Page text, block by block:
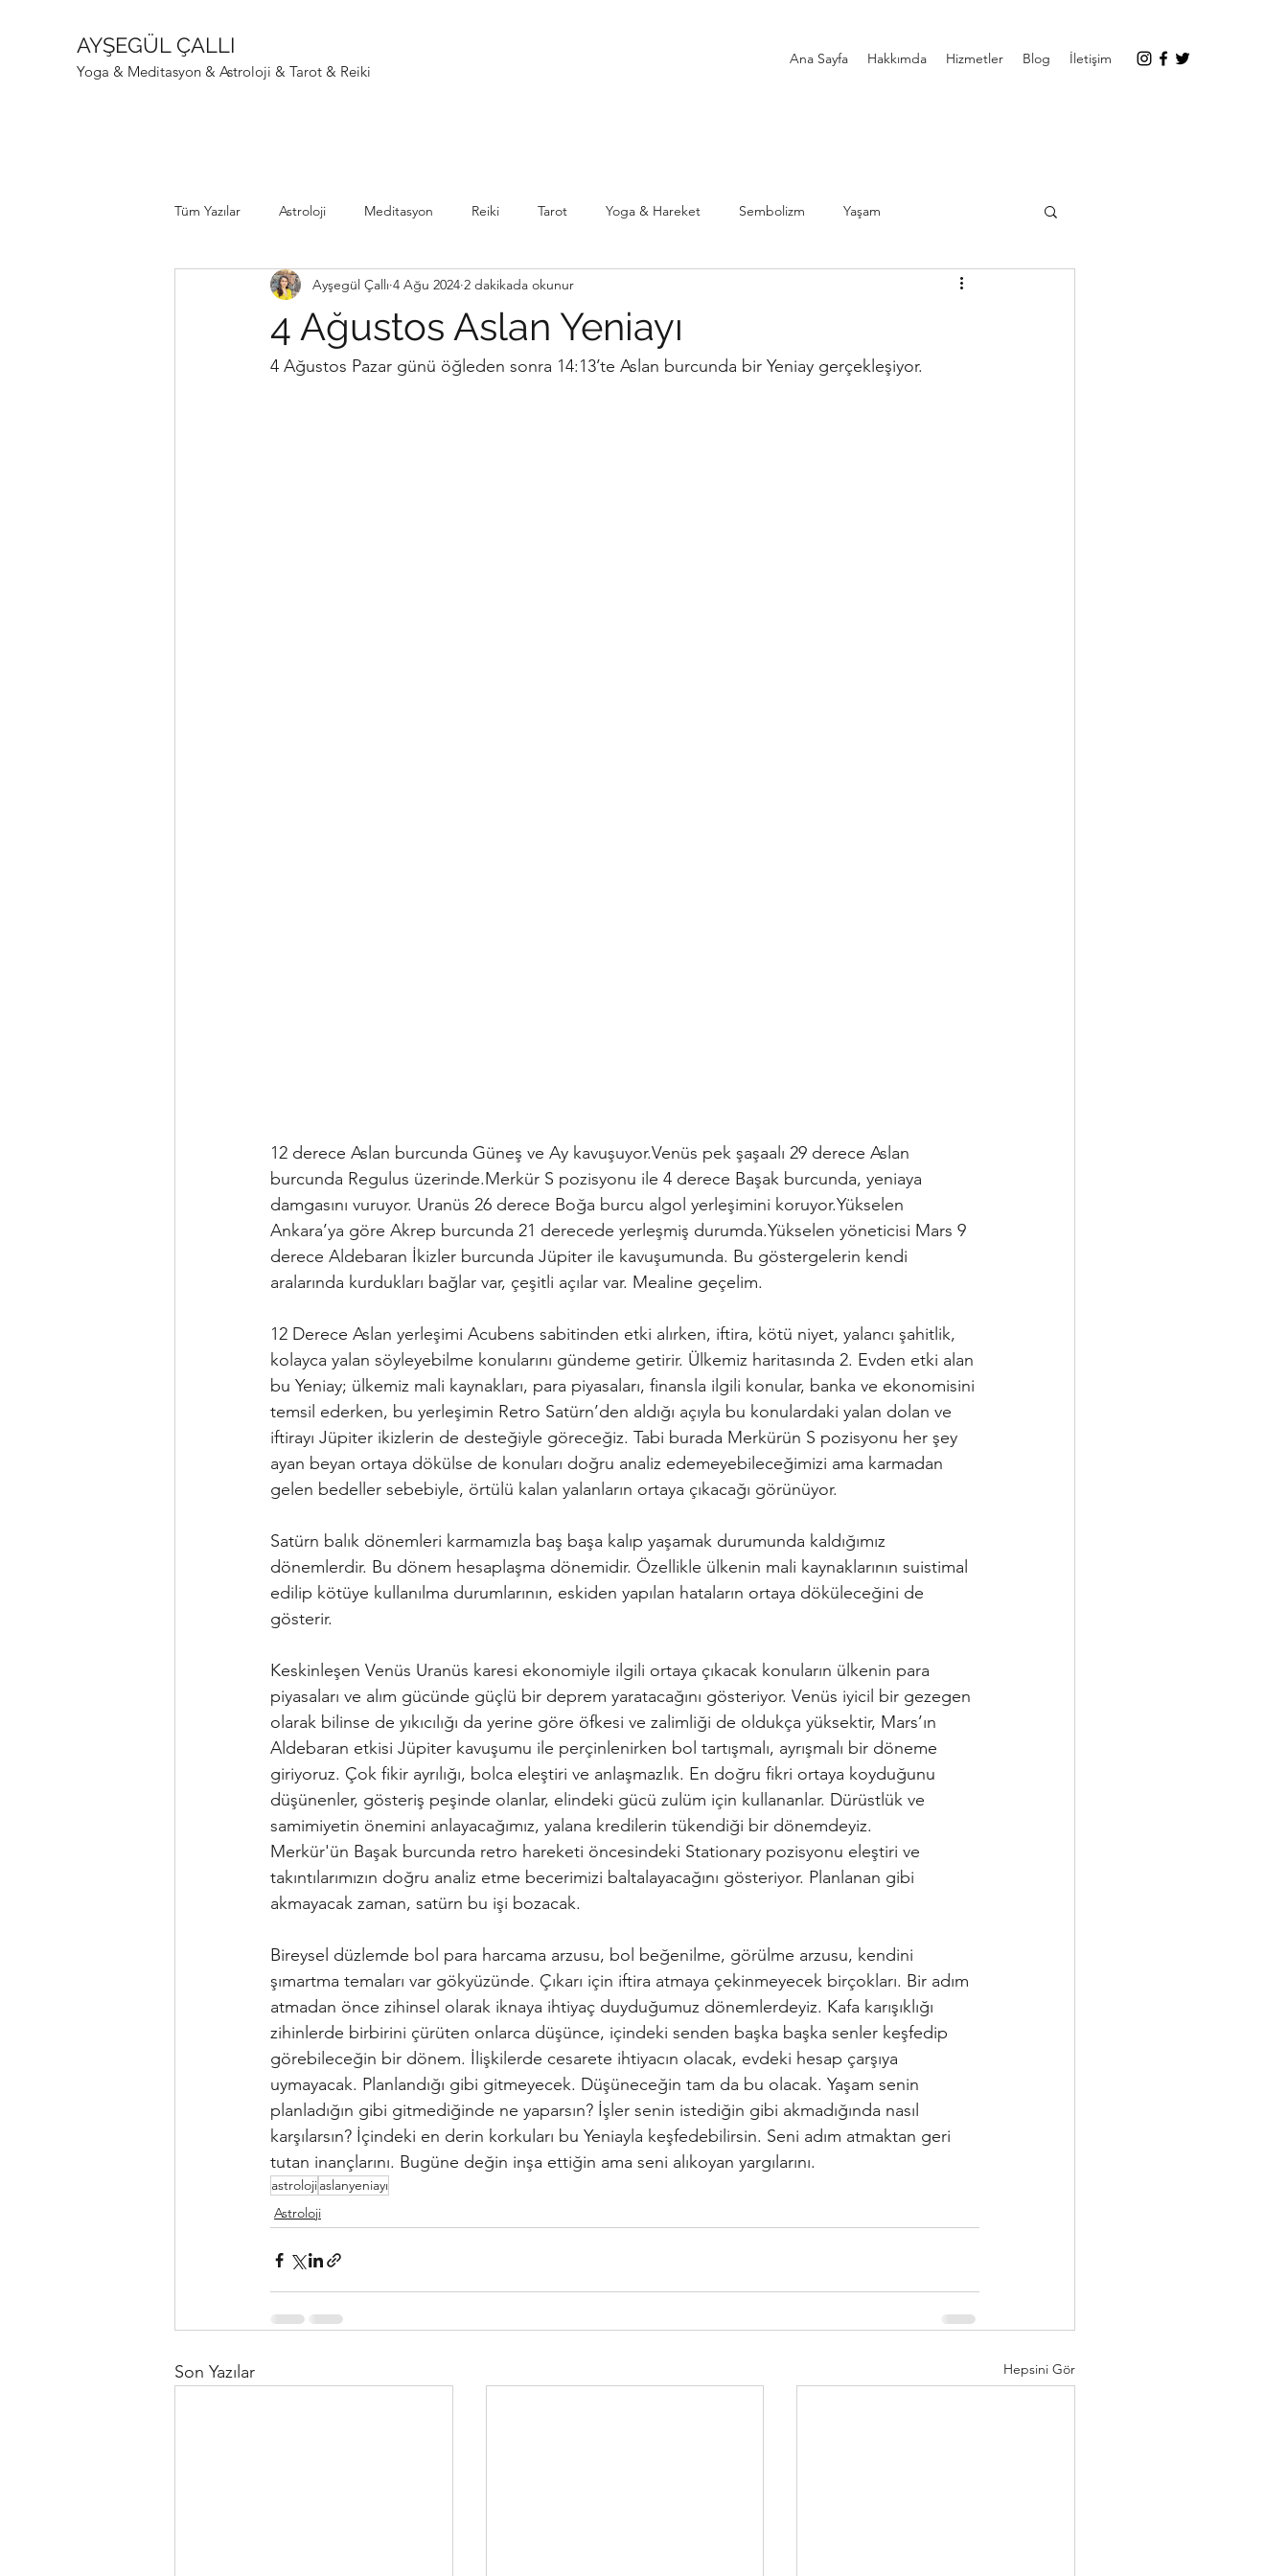
AYŞEGÜL ÇALLI
Yoga & Meditasyon & Astroloji & Tarot & Reiki
Ana Sayfa Hakkımda Hizmetler Blog İletişim
Tüm Yazılar Astroloji Meditasyon Reiki Tarot Yoga & Hareket Sembolizm Yaşam
4 Ağustos Aslan Yeniayı
Ayşegül Çallı 4 Ağu 2024 2 dakikada okunur
4 Ağustos Pazar günü öğleden sonra 14:13’te Aslan burcunda bir Yeniay gerçekleşiyor.
12 derece Aslan burcunda Güneş ve Ay kavuşuyor.Venüs pek şaşaalı 29 derece Aslan
burcunda Regulus üzerinde.Merkür S pozisyonu ile 4 derece Başak burcunda, yeniaya
damgasını vuruyor. Uranüs 26 derece Boğa burcu algol yerleşimini koruyor.Yükselen
Ankara’ya göre Akrep burcunda 21 derecede yerleşmiş durumda.Yükselen yöneticisi Mars 9
derece Aldebaran İkizler burcunda Jüpiter ile kavuşumunda. Bu göstergelerin kendi
aralarında kurdukları bağlar var, çeşitli açılar var. Mealine geçelim.
12 Derece Aslan yerleşimi Acubens sabitinden etki alırken, iftira, kötü niyet, yalancı şahitlik,
kolayca yalan söyleyebilme konularını gündeme getirir. Ülkemiz haritasında 2. Evden etki alan
bu Yeniay; ülkemiz mali kaynakları, para piyasaları, finansla ilgili konular, banka ve ekonomisini
temsil ederken, bu yerleşimin Retro Satürn’den aldığı açıyla bu konulardaki yalan dolan ve
iftirayı Jüpiter ikizlerin de desteğiyle göreceğiz. Tabi burada Merkürün S pozisyonu her şey
ayan beyan ortaya dökülse de konuları doğru analiz edemeyebileceğimizi ama karmadan
gelen bedeller sebebiyle, örtülü kalan yalanların ortaya çıkacağı görünüyor.
Satürn balık dönemleri karmamızla baş başa kalıp yaşamak durumunda kaldığımız
dönemlerdir. Bu dönem hesaplaşma dönemidir. Özellikle ülkenin mali kaynaklarının suistimal
edilip kötüye kullanılma durumlarının, eskiden yapılan hataların ortaya döküleceğini de
gösterir.
Keskinleşen Venüs Uranüs karesi ekonomiyle ilgili ortaya çıkacak konuların ülkenin para
piyasaları ve alım gücünde güçlü bir deprem yaratacağını gösteriyor. Venüs iyicil bir gezegen
olarak bilinse de yıkıcılığı da yerine göre öfkesi ve zalimliği de oldukça yüksektir, Mars’ın
Aldebaran etkisi Jüpiter kavuşumu ile perçinlenirken bol tartışmalı, ayrışmalı bir döneme
giriyoruz. Çok fikir ayrılığı, bolca eleştiri ve anlaşmazlık. En doğru fikri ortaya koyduğunu
düşünenler, gösteriş peşinde olanlar, elindeki gücü zulüm için kullananlar. Dürüstlük ve
samimiyetin önemini anlayacağımız, yalana kredilerin tükendiği bir dönemdeyiz.
Merkür'ün Başak burcunda retro hareketi öncesindeki Stationary pozisyonu eleştiri ve
takıntılarımızın doğru analiz etme becerimizi baltalayacağını gösteriyor. Planlanan gibi
akmayacak zaman, satürn bu işi bozacak.
Bireysel düzlemde bol para harcama arzusu, bol beğenilme, görülme arzusu, kendini
şımartma temaları var gökyüzünde. Çıkarı için iftira atmaya çekinmeyecek birçokları. Bir adım
atmadan önce zihinsel olarak iknaya ihtiyaç duyduğumuz dönemlerdeyiz. Kafa karışıklığı
zihinlerde birbirini çürüten onlarca düşünce, içindeki senden başka başka senler keşfedip
görebileceğin bir dönem. İlişkilerde cesarete ihtiyacın olacak, evdeki hesap çarşıya
uymayacak. Planlandığı gibi gitmeyecek. Düşüneceğin tam da bu olacak. Yaşam senin
planladığın gibi gitmediğinde ne yaparsın? İşler senin istediğin gibi akmadığında nasıl
karşılarsın? İçindeki en derin korkuları bu Yeniayla keşfedebilirsin. Seni adım atmaktan geri
tutan inançlarını. Bugüne değin inşa ettiğin ama seni alıkoyan yargılarını.
astrolojiaslanyeniayı
Astroloji
Son Yazılar Hepsini Gör